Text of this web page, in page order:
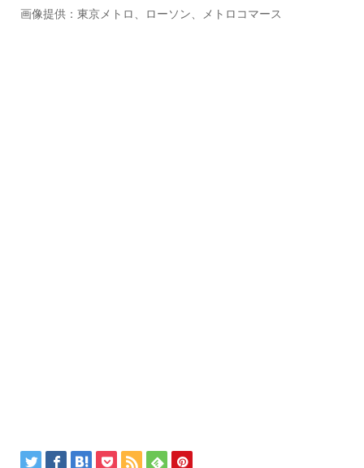
画像提供：東京メトロ、ローソン、メトロコマース